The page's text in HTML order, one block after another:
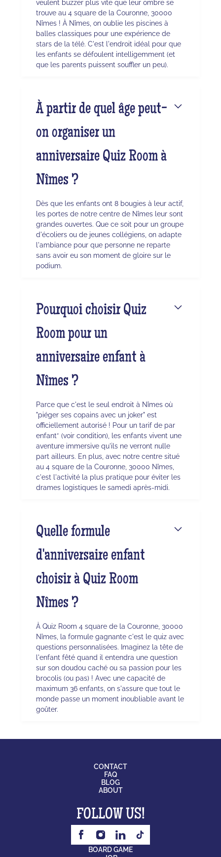
veulent buzzer plus vite que leur ombre se
trouve au 4 square de la Couronne, 30000
Nîmes ! À Nîmes, on oublie les piscines à
balles classiques pour une expérience de
stars de la télé. C'est l'endroit idéal pour que
les enfants se défoulent intelligemment (et
que les parents puissent souffler un peu).
À partir de quel âge peut-
on organiser un
anniversaire Quiz Room à
Nîmes ?
Dès que les enfants ont 8 bougies à leur actif,
les portes de notre centre de Nîmes leur sont
grandes ouvertes. Que ce soit pour un groupe
d'écoliers ou de jeunes collégiens, on adapte
l'ambiance pour que personne ne reparte
sans avoir eu son moment de gloire sur le
podium.
Pourquoi choisir Quiz
Room pour un
anniversaire enfant à
Nîmes ?
Parce que c'est le seul endroit à Nîmes où
"piéger ses copains avec un joker" est
officiellement autorisé ! Pour un tarif de par
enfant* (voir condition), les enfants vivent une
aventure immersive qu'ils ne verront nulle
part ailleurs. En plus, avec notre centre situé
au 4 square de la Couronne, 30000 Nîmes,
c'est l'activité la plus pratique pour éviter les
drames logistiques le samedi après-midi.
Quelle formule
d'anniversaire enfant
choisir à Quiz Room
Nîmes ?
À Quiz Room 4 square de la Couronne, 30000
Nîmes, la formule gagnante c'est le quiz avec
questions personnalisées. Imaginez la tête de
l'enfant fêté quand il entendra une question
sur son doudou caché ou sa passion pour les
brocolis (ou pas) ! Avec une capacité de
maximum 36 enfants, on s'assure que tout le
monde passe un moment inoubliable avant le
goûter.
CONTACT
FAQ
BLOG
ABOUT
FOLLOW US!
BOARD GAME